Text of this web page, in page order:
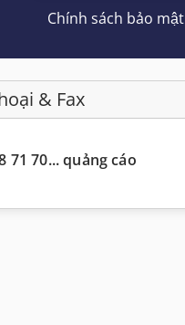
Chính sách bảo mật
& Fax
71 70... quảng cáo